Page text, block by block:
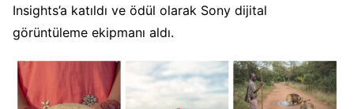
Insights’a katıldı ve ödül olarak Sony dijital
görüntüleme ekipmanı aldı.